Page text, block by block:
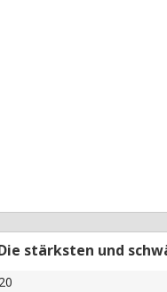
stärksten und